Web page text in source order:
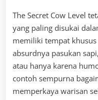
The Secret Cow Level
yang paling disukai
memiliki tempat
absurdnya pasukan
atau hanya karena
contoh sempurna
memperkaya warisan